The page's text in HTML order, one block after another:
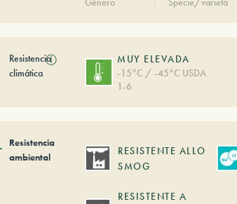
Resistencia
climática
ⓘ
MUY ELEVADA
-15°C / -45°C USDA
1-6
Resistencia
ambiental
RESISTENTE ALLO
SMOG
RESISTENTE A